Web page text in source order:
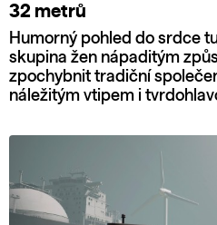
32 metrů
Humorný pohled do srdce
skupina žen nápaditým
zpochybnit tradiční
náležitým vtipem i